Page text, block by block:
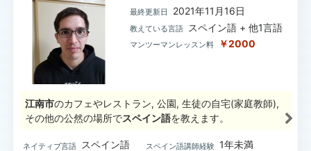
最終更新日 2021年11月16日
教えている言語 スペイン語 + 他1言語
マンツーマンレッスン料 ￥2000
江南市のカフェやレストラン, 公園, 生徒の自宅(家庭教師),
その他の公然の場所でスペイン語を教えます。
ネイティブ言語 スペイン語 スペイン語講師経験 1年未満